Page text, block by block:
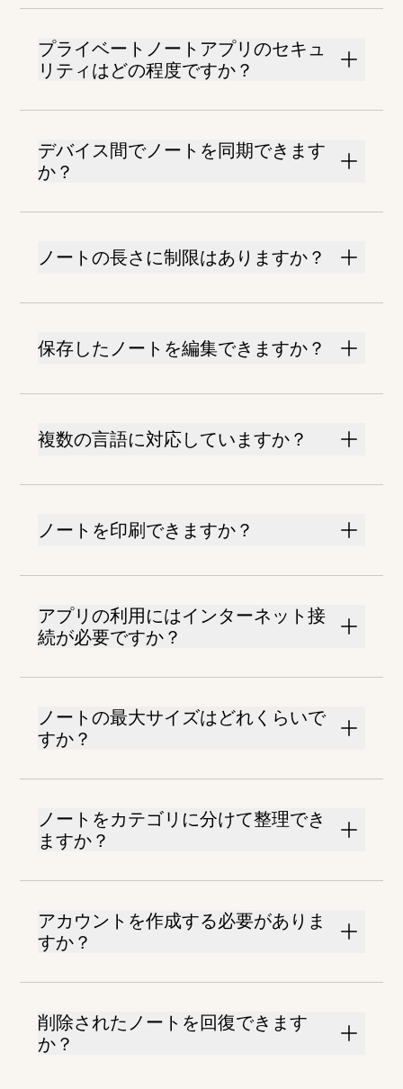
プライベートノートアプリのセキュ
リティはどの程度ですか？
デバイス間でノートを同期できます
か？
ノートの長さに制限はありますか？
保存したノートを編集できますか？
複数の言語に対応していますか？
ノートを印刷できますか？
アプリの利用にはインターネット接
続が必要ですか？
ノートの最大サイズはどれくらいで
すか？
ノートをカテゴリに分けて整理でき
ますか？
アカウントを作成する必要がありま
すか？
削除されたノートを回復できます
か？